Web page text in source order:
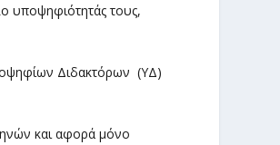
υποψηφιότητάς τους,
Διδακτόρων (ΥΔ)
και αφορά μόνο